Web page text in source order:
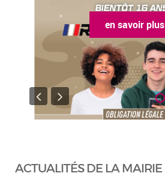
en savoir plus
ACTUALITÉS DE LA MAIRIE